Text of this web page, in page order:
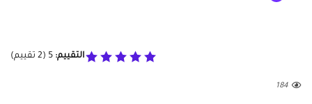
التقييم: 5
(
2 تقييم)
184